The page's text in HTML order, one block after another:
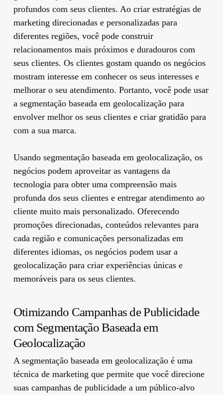
profundos com seus clientes. Ao criar estratégias de
marketing direcionadas e personalizadas para
diferentes regiões, você pode construir
relacionamentos mais próximos e duradouros com
seus clientes. Os clientes gostam quando os negócios
mostram interesse em conhecer os seus interesses e
melhorar o seu atendimento. Portanto, você pode usar
a segmentação baseada em geolocalização para
envolver melhor os seus clientes e criar gratidão para
com a sua marca.
Usando segmentação baseada em geolocalização, os
negócios podem aproveitar as vantagens da
tecnologia para obter uma compreensão mais
profunda dos seus clientes e entregar atendimento ao
cliente muito mais personalizado. Oferecendo
promoções direcionadas, conteúdos relevantes para
cada região e comunicações personalizadas em
diferentes idiomas, os negócios podem usar a
geolocalização para criar experiências únicas e
memoráveis ​​para os seus clientes.
Otimizando Campanhas de Publicidade
com Segmentação Baseada em
Geolocalização
A segmentação baseada em geolocalização é uma
técnica de marketing que permite que você direcione
suas campanhas de publicidade a um público-alvo